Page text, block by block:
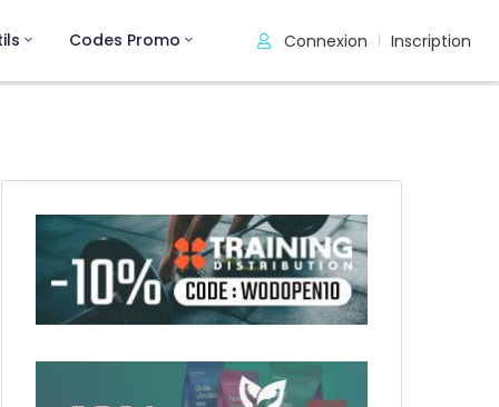
Codes Promo Connexion Inscription